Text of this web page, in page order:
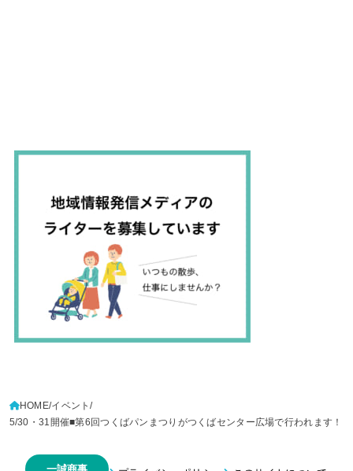
HOME イベント
5/30・31開催■第6回つくばパンまつりがつくばセンター広場で行われます！
一誠商事